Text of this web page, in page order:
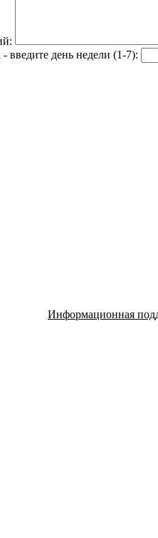
введите день недели (1-7):
Информационная